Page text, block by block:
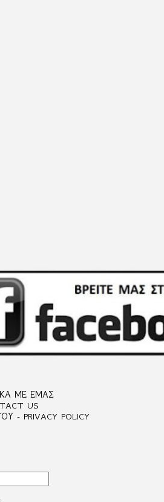
ΜΕ ΕΜΑΣ
US
- PRIVACY POLICY